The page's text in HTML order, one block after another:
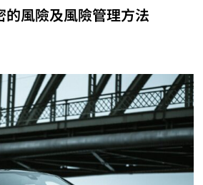
的風險及風險管理方法